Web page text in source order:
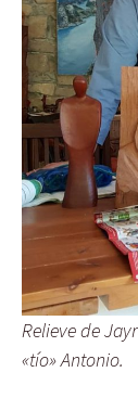
Relieve de
«tío» Antonio.